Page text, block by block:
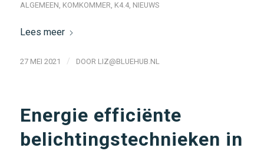
ALGEMEEN, KOMKOMMER, K4.4, NIEUWS
Lees meer
27 MEI 2021 / DOOR LIZ@BLUEHUB.NL
Energie efficiënte
belichtingstechnieken in